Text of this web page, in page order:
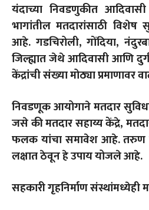
यंदाच्या निवडणुकीत
भागांतील मतदारांसाठी विशेष
आहे. गडचिरोली, गोंदिया,
जिल्ह्यात जेथे आदिवासी आणि
केंद्रांची संख्या मोठ्या
निवडणूक आयोगाने मतदार
जसे की मतदार सहाय्य केंद्रे,
फलक यांचा समावेश आहे. तरुण
लक्षात ठेवून हे उपाय योजले आहे.
सहकारी गृहनिर्माण संस्थांमध्येही